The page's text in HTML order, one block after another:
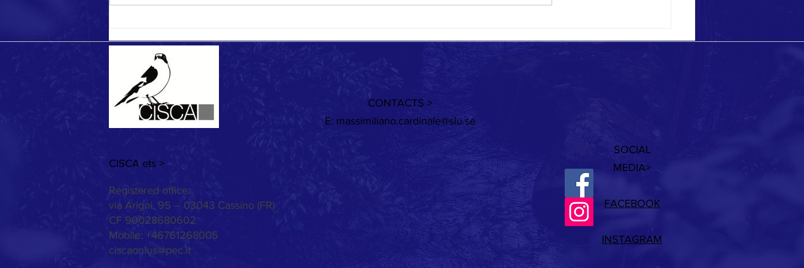
CISCA ets >
Registered office:
via Arigni, 95 – 03043 Cassino (FR)
CF 90028680602
Mobile: +46761268005
ciscaonlus@pec.it
CONTACTS >
E: massimiliano.cardinale@slu.se
SOCIAL
MEDIA>
FACEBOOK
INSTAGRAM